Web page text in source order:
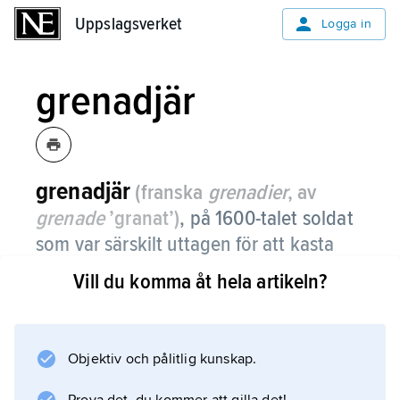
Uppslagsverket Logga in
grenadjär
grenadjär (franska grenadier, av
grenade’granat’), på 1600-talet soldat
som var särskilt uttagen för att kasta
handgranat mot fienden.
samtidens breda brätten, ibland med
Vill du komma åt hela artikeln?
Objektiv och pålitlig kunskap.